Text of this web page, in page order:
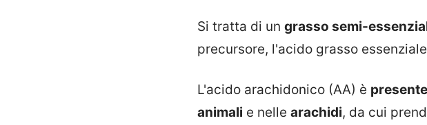
Si tratta di un grasso semi-
precursore, l'acido grasso essenziale
L'acido arachidonico (AA) è
animali e nelle arachidi, da cui